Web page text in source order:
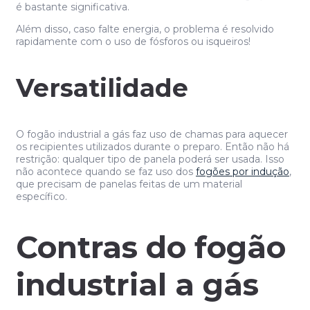
é bastante significativa.
Além disso, caso falte energia, o problema é resolvido
rapidamente com o uso de fósforos ou isqueiros!
Versatilidade
O fogão industrial a gás faz uso de chamas para aquecer
os recipientes utilizados durante o preparo. Então não há
restrição: qualquer tipo de panela poderá ser usada. Isso
não acontece quando se faz uso dos fogões por indução,
que precisam de panelas feitas de um material
específico.
Contras do fogão
industrial a gás